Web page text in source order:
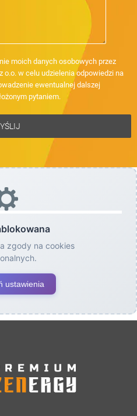
moich danych osobowych przez
o.o. w celu udzielenia odpowiedzi na
ewentualnej dalszej
pytaniem.
zgody na cookies
ustawienia